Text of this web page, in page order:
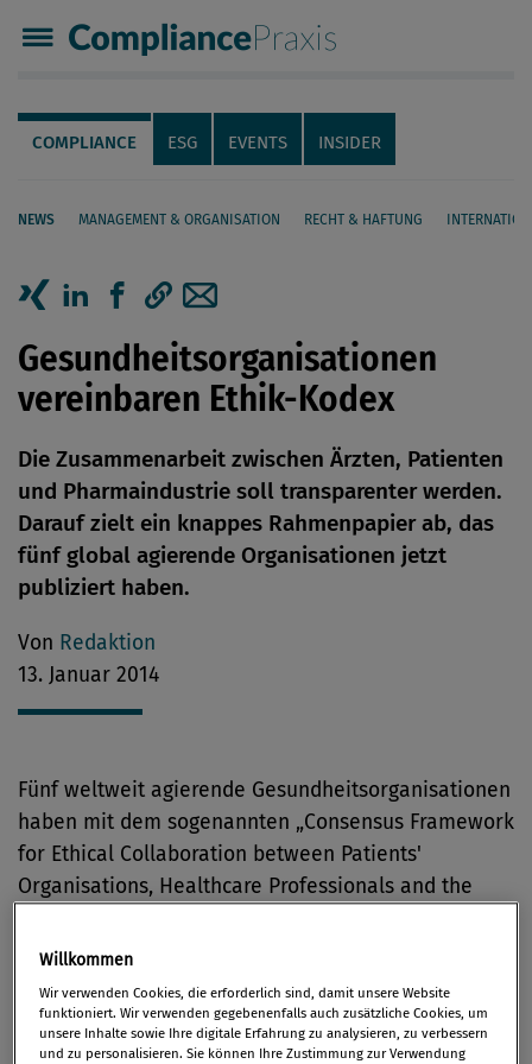
Compliance Praxis
Servicenavigation
Navigation
COMPLIANCE ESG EVENTS INSIDER
NEWS MANAGEMENT & ORGANISATION RECHT & HAFTUNG
Seiteninhalt
Artikel auf Xing teilen
Artikel auf linkedIn teilen
Artikel auf Facebook teilen
Artikellink kopieren
Artikel per Mail teilen
Gesundheitsorganisationen
vereinbaren Ethik-Kodex
Die Zusammenarbeit zwischen Ärzten, Patienten
und Pharmaindustrie soll transparenter werden.
Darauf zielt ein knappes Rahmenpapier ab, das
fünf global agierende Organisationen jetzt
publiziert haben.
Von Redaktion
13. Januar 2014
Fünf weltweit agierende Gesundheitsorganisationen
haben mit dem sogenannten „Consensus Framework
for Ethical Collaboration between Patients'
Organisations, Healthcare Professionals and the
für ethische Zusammenarbeit festgelegt.
Damit soll nach Angaben der beteiligten
Institutionen ein Schritt gesetzt werden, um eine
Willkommen
Wir verwenden Cookies, die erforderlich sind, damit unsere Website
funktioniert. Wir verwenden gegebenenfalls auch zusätzliche Cookies, um
unsere Inhalte sowie Ihre digitale Erfahrung zu analysieren, zu verbessern
und zu personalisieren. Sie können Ihre Zustimmung zur Verwendung